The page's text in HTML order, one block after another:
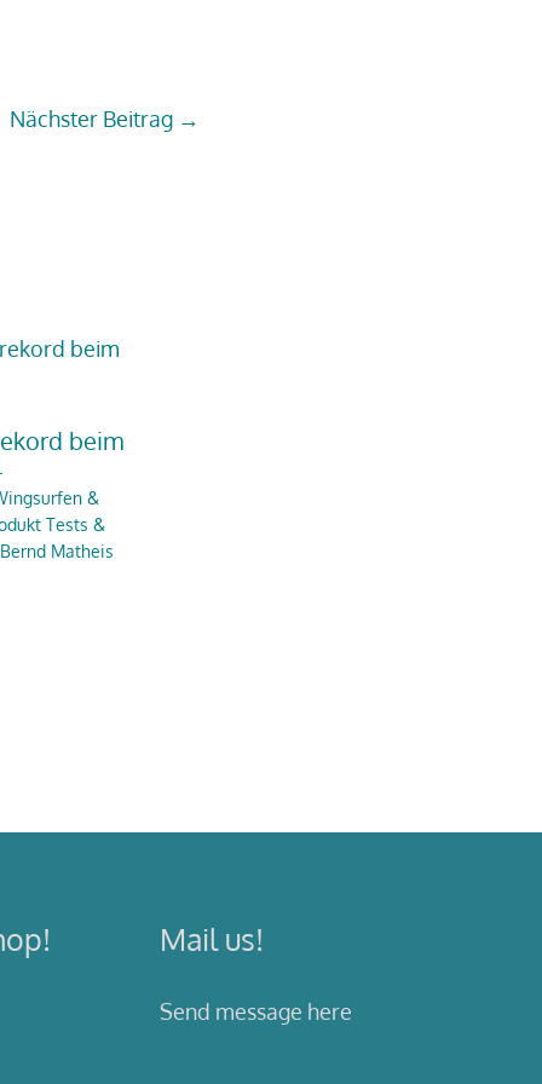
Nächster Beitrag →
beim
&
Tests &
Bernd Matheis
Mail us!
Send message here